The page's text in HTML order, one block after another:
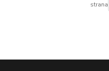
strana